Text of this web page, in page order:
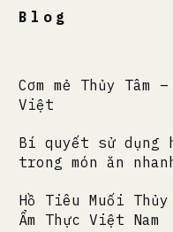
Blog
Cơm mẻ Thủy
Việt
Bí quyết sử dụng
trong món ăn
Hồ Tiêu Muối
Ẩm Thực Việt Nam